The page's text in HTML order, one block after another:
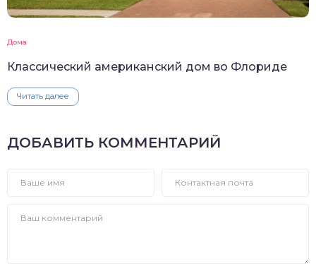
Дома
Классический американский дом во Флориде
Читать далее
ДОБАВИТЬ КОММЕНТАРИЙ